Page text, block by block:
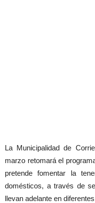
La Municipalidad de
marzo retomará el
pretende fomentar la
domésticos, a través de
llevan adelante en